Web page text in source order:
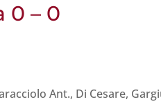
0 – 0
Ant., Di Cesare,